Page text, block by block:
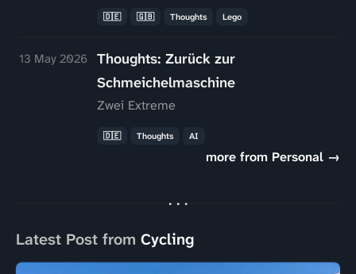
🇩🇪 🇬🇧 Thoughts Lego
13 May 2026 Thoughts: Zurück zur
Schmeichelmaschine
Zwei Extreme
🇩🇪 Thoughts AI
more from Personal →
Latest Post from Cycling